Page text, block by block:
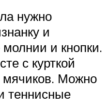
нужно
и
молнии и кнопки.
с курткой
мячиков. Можно
теннисные